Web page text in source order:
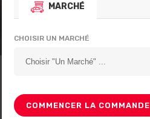
MARCHÉ
CHOISIR UN MARCHÉ
COMMENCER LA COMMANDE